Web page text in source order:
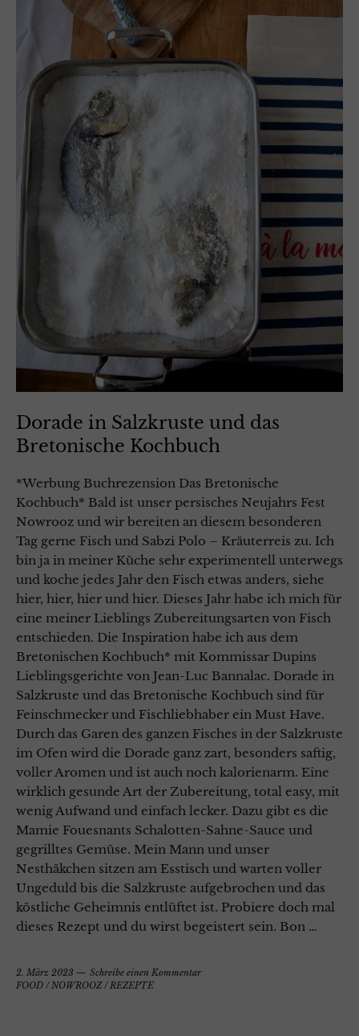
Dorade in Salzkruste und das
Bretonische Kochbuch
*Werbung Buchrezension Das Bretonische
Kochbuch* Bald ist unser persisches Neujahrs Fest
Nowrooz und wir bereiten an diesem besonderen
Tag gerne Fisch und Sabzi Polo – Kräuterreis zu. Ich
bin ja in meiner Küche sehr experimentell unterwegs
und koche jedes Jahr den Fisch etwas anders, siehe
hier, hier, hier und hier. Dieses Jahr habe ich mich für
eine meiner Lieblings Zubereitungsarten von Fisch
entschieden. Die Inspiration habe ich aus dem
Bretonischen Kochbuch* mit Kommissar Dupins
Lieblingsgerichte von Jean-Luc Bannalac. Dorade in
Salzkruste und das Bretonische Kochbuch sind für
Feinschmecker und Fischliebhaber ein Must Have.
Durch das Garen des ganzen Fisches in der Salzkruste
im Ofen wird die Dorade ganz zart, besonders saftig,
voller Aromen und ist auch noch kalorienarm. Eine
wirklich gesunde Art der Zubereitung, total easy, mit
wenig Aufwand und einfach lecker. Dazu gibt es die
Mamie Fouesnants Schalotten-Sahne-Sauce und
gegrilltes Gemüse. Mein Mann und unser
Nesthäkchen sitzen am Esstisch und warten voller
Ungeduld bis die Salzkruste aufgebrochen und das
köstliche Geheimnis entlüftet ist. Probiere doch mal
dieses Rezept und du wirst begeistert sein. Bon …
2. März 2023
Schreibe einen Kommentar
FOOD /NOWROOZ/REZEPTE